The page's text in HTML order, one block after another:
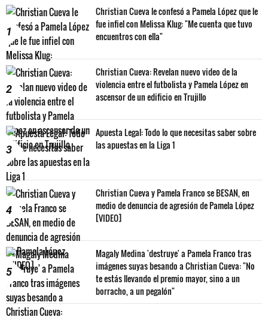
1
Christian Cueva le confesó a Pamela López que le
fue infiel con Melissa Klug: "Me cuenta que tuvo
encuentros con ella"
2
Christian Cueva: Revelan nuevo video de la
violencia entre el futbolista y Pamela López en
ascensor de un edificio en Trujillo
3
Apuesta Legal: Todo lo que necesitas saber sobre
las apuestas en la Liga 1
4
Christian Cueva y Pamela Franco se BESAN, en
medio de denuncia de agresión de Pamela López
[VIDEO]
5
Magaly Medina 'destruye' a Pamela Franco tras
imágenes suyas besando a Christian Cueva: "No
te estás llevando el premio mayor, sino a un
borracho, a un pegalón"